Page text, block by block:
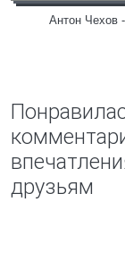
Антон Чехов
друзьям